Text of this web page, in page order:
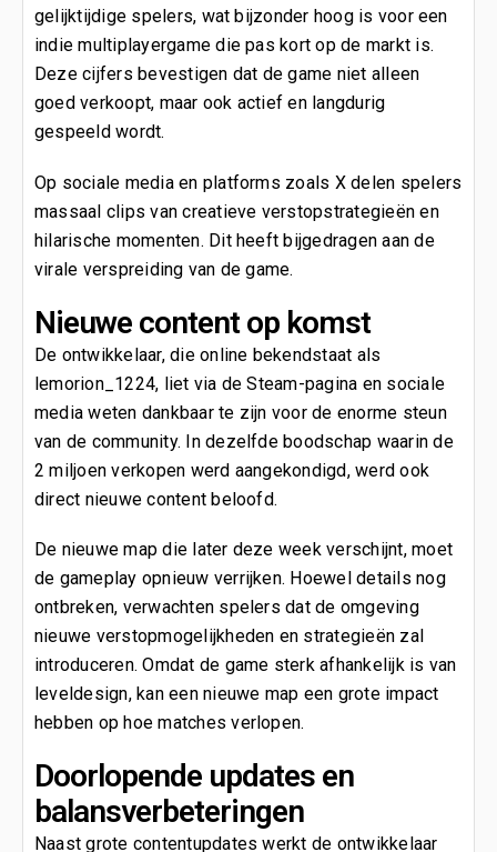
gelijktijdige spelers, wat bijzonder hoog is voor een
indie multiplayergame die pas kort op de markt is.
Deze cijfers bevestigen dat de game niet alleen
goed verkoopt, maar ook actief en langdurig
gespeeld wordt.
Op sociale media en platforms zoals X delen spelers
massaal clips van creatieve verstopstrategieën en
hilarische momenten. Dit heeft bijgedragen aan de
virale verspreiding van de game.
Nieuwe content op komst
De ontwikkelaar, die online bekendstaat als
lemorion_1224, liet via de Steam-pagina en sociale
media weten dankbaar te zijn voor de enorme steun
van de community. In dezelfde boodschap waarin de
2 miljoen verkopen werd aangekondigd, werd ook
direct nieuwe content beloofd.
De nieuwe map die later deze week verschijnt, moet
de gameplay opnieuw verrijken. Hoewel details nog
ontbreken, verwachten spelers dat de omgeving
nieuwe verstopmogelijkheden en strategieën zal
introduceren. Omdat de game sterk afhankelijk is van
leveldesign, kan een nieuwe map een grote impact
hebben op hoe matches verlopen.
Doorlopende updates en
balansverbeteringen
Naast grote contentupdates werkt de ontwikkelaar